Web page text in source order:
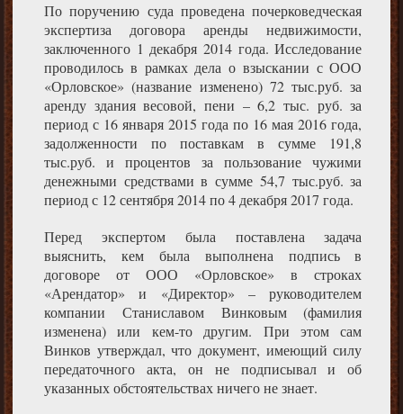
По поручению суда проведена почерковедческая
экспертиза договора аренды недвижимости,
заключенного 1 декабря 2014 года. Исследование
проводилось в рамках дела о взыскании с ООО
«Орловское» (название изменено) 72 тыс.руб. за
аренду здания весовой, пени – 6,2 тыс. руб. за
период с 16 января 2015 года по 16 мая 2016 года,
задолженности по поставкам в сумме 191,8
тыс.руб. и процентов за пользование чужими
денежными средствами в сумме 54,7 тыс.руб. за
период с 12 сентября 2014 по 4 декабря 2017 года.
Перед экспертом была поставлена задача
выяснить, кем была выполнена подпись в
договоре от ООО «Орловское» в строках
«Арендатор» и «Директор» – руководителем
компании Станиславом Винковым (фамилия
изменена) или кем-то другим. При этом сам
Винков утверждал, что документ, имеющий силу
передаточного акта, он не подписывал и об
указанных обстоятельствах ничего не знает.